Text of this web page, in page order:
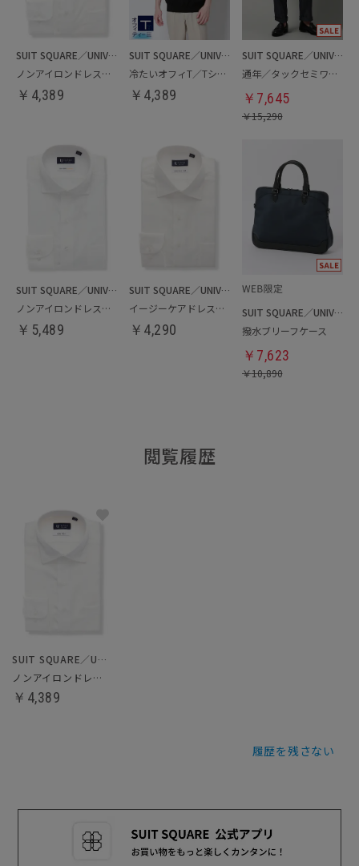
SUIT SQUARE／UNIVERSAL LANGUAGE
ノンアイロンドレスシャツ
￥ 4,389
SUIT SQUARE／UNIVERSAL LANGUAGE
冷たいオフィT／Tシャツ
￥ 4,389
SUIT SQUARE／UNIVERSAL LANGUAGE
通年／タックセミワイドストレートパンツ
￥ 7,645
￥15,290
SUIT SQUARE／UNIVERSAL LANGUAGE
ノンアイロンドレスシャツ／クールマックス
￥ 5,489
SUIT SQUARE／UNIVERSAL LANGUAGE
イージーケアドレスシャツ
￥ 4,290
SUIT SQUARE／UNIVERSAL LANGUAGE
撥水ブリーフケース
￥ 7,623
￥10,890
閲覧履歴
SUIT SQUARE／UNIVERSAL LANGUAGE
ノンアイロンドレスシャツ
￥4,389
履歴を残さない